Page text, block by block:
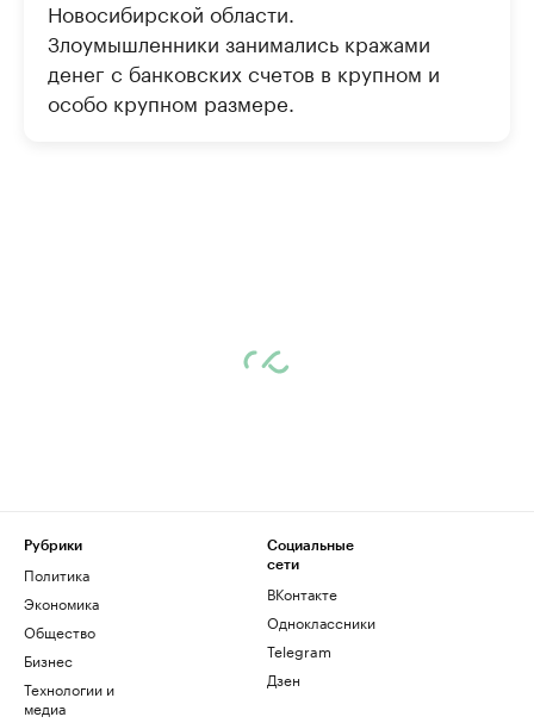
Новосибирской области.
Злоумышленники занимались кражами
денег с банковских счетов в крупном и
особо крупном размере.
Рубрики
Политика
Экономика
Общество
Бизнес
Технологии и
медиа
Социальные
сети
ВКонтакте
Одноклассники
Telegram
Дзен